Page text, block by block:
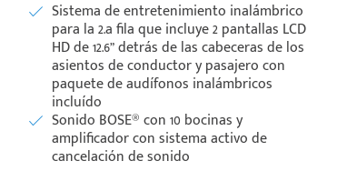
Sistema de entretenimiento inalámbrico
para la 2.a fila que incluye 2 pantallas LCD
HD de 12.6” detrás de las cabeceras de los
asientos de conductor y pasajero con
paquete de audífonos inalámbricos
incluído
Sonido BOSE® con 10 bocinas y
amplificador con sistema activo de
cancelación de sonido